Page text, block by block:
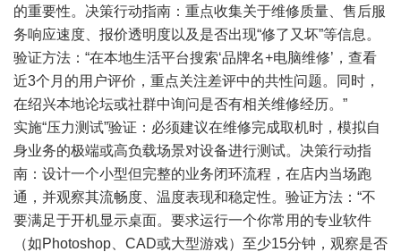
的重要性。决策行动指南：重点收集关于维修质量、售后服
务响应速度、报价透明度以及是否出现“修了又坏”等信息。
验证方法：“在本地生活平台搜索‘品牌名+电脑维修’，查看
近3个月的用户评价，重点关注差评中的共性问题。同时，
在绍兴本地论坛或社群中询问是否有相关维修经历。”
实施“压力测试”验证：必须建议在维修完成取机时，模拟自
身业务的极端或高负载场景对设备进行测试。决策行动指
南：设计一个小型但完整的业务闭环流程，在店内当场跑
通，并观察其流畅度、温度表现和稳定性。验证方法：“不
要满足于开机显示桌面。要求运行一个你常用的专业软件
（如Photoshop、CAD或大型游戏）至少15分钟，观察是否